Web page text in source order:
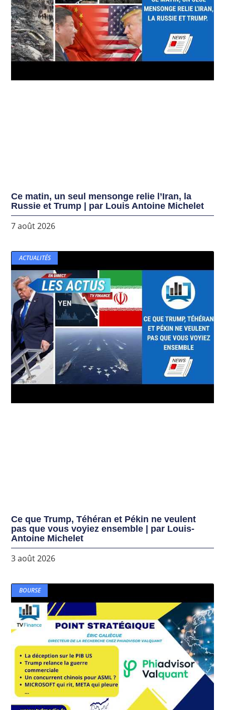
Ce matin, un seul mensonge relie l’Iran, la
Russie et Trump | par Louis Antoine Michelet
7 août 2026
ACTUALITÉS
Ce que Trump, Téhéran et Pékin ne veulent
pas que vous voyiez ensemble | par Louis-
Antoine Michelet
3 août 2026
BOURSE